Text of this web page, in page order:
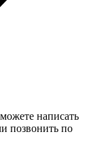
написать
позвонить по